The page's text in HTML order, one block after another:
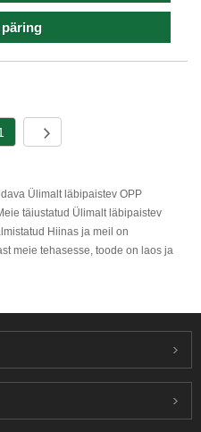
päring
Ülimalt läbipaistev OPP
täiustatud Ülimalt läbipaistev
Hiinas ja meil on
meie tehasesse, toode on laos ja